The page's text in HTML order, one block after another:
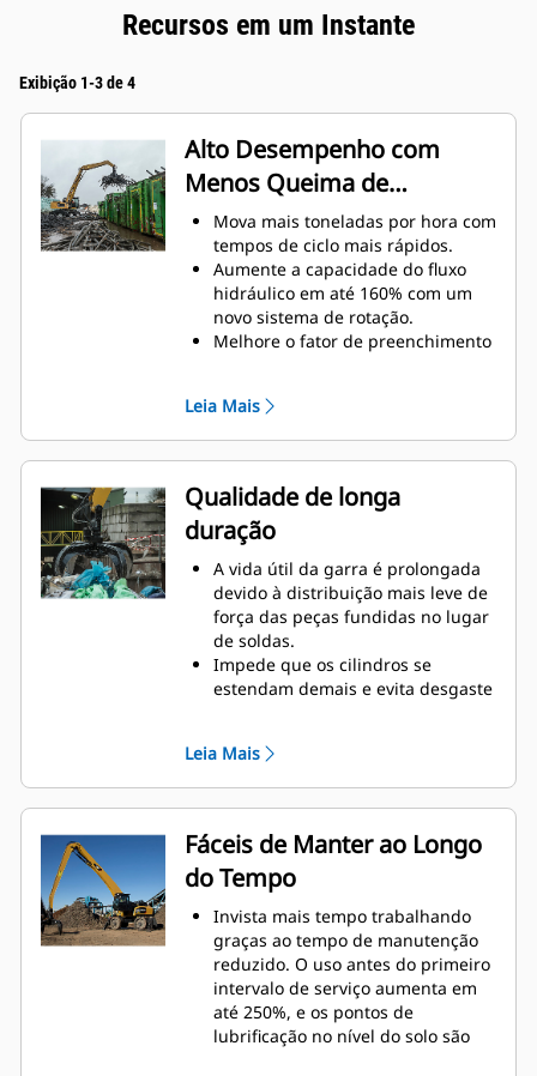
Recursos em um Instante
Exibição 1-3 de 4
Alto Desempenho com
Menos Queima de
Combustível
Mova mais toneladas por hora com
tempos de ciclo mais rápidos.
Aumente a capacidade do fluxo
hidráulico em até 160% com um
novo sistema de rotação.
Melhore o fator de preenchimento
As Máquinas Cat são pré-
programadas com configurações
de desempenho ideais para a
garra a fim de maximizar o
emparelhamento e a eficiência da
máquina e da garra.
Alcance novas alturas e aumente
seu controle de oscilação. A altura
compacta das garras GSH amplia
seus recursos e é ideal para
aplicações internas.
Leia Mais
Qualidade de longa
duração
A vida útil da garra é prolongada
devido à distribuição mais leve de
força das peças fundidas no lugar
de soldas.
Impede que os cilindros se
estendam demais e evita desgaste
dentes com batentes superior e
inferior reforçados e resistentes à
abrasão no alojamento da garra.
Resistência com a qual você pode
contar. Os dentes e as pontas
internas de construção sólida são
feitos de aço de alto grau,
resistentes à abrasão e ao
desgaste de metal sobre metal. Os
pontos de articulação são
fundidos, eliminando pontos
fracos na armação.
Aumente a vida útil com pontas de
Leia Mais
Fáceis de Manter ao Longo
do Tempo
Invista mais tempo trabalhando
graças ao tempo de manutenção
reduzido. O uso antes do primeiro
intervalo de serviço aumenta em
até 250%, e os pontos de
lubrificação no nível do solo são